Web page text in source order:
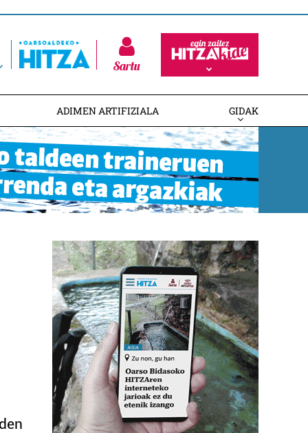
Sartu
ADIMEN ARTIFIZIALA GIDAK